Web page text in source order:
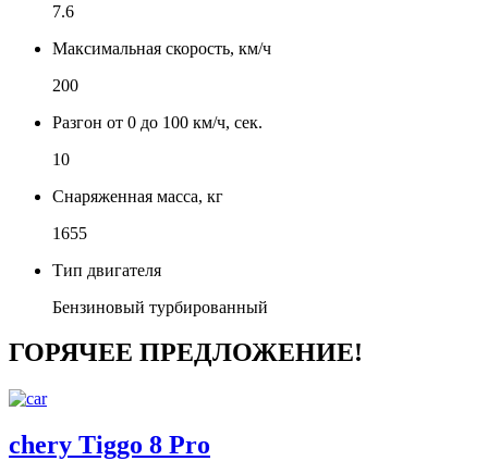
7.6
Максимальная скорость, км/ч
200
Разгон от 0 до 100 км/ч, сек.
10
Снаряженная масса, кг
1655
Тип двигателя
Бензиновый турбированный
ГОРЯЧЕЕ ПРЕДЛОЖЕНИЕ!
chery Tiggo 8 Pro